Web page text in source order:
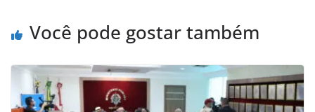
Você pode gostar também